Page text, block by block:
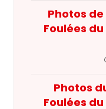
Photos
Foulées
Photos
Foulées